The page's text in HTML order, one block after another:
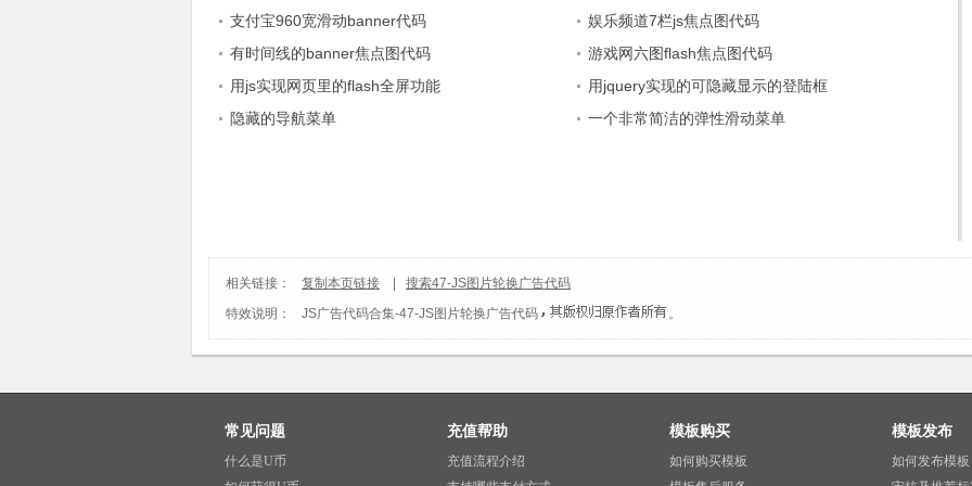
支付宝960宽滑动banner代码
娱乐频道7栏js焦点图代码
有时间线的banner焦点图代码
游戏网六图flash焦点图代码
用js实现网页里的flash全屏功能
用jquery实现的可隐藏显示的登陆框
隐藏的导航菜单
一个非常简洁的弹性滑动菜单
相关链接： 复制本页链接
搜索47-JS图片轮换广告代码
特效说明：
JS广告代码合集-47-JS图片轮换广告代码 。
常见问题
什么是U币
充值帮助
充值流程介绍
模板购买
如何购买模板
模板发布
如何发布模板